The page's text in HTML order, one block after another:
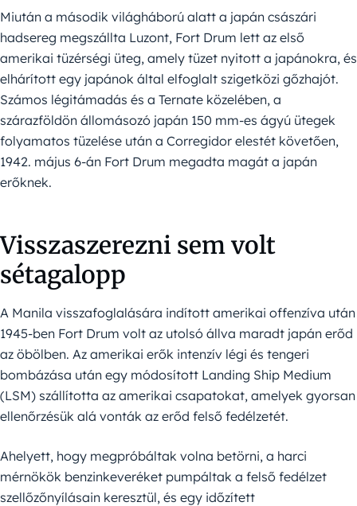
Miután a második világháború alatt a japán császári
hadsereg megszállta Luzont, Fort Drum lett az első
amerikai tüzérségi üteg, amely tüzet nyitott a japánokra, és
elhárított egy japánok által elfoglalt szigetközi gőzhajót.
Számos légitámadás és a Ternate közelében, a
szárazföldön állomásozó japán 150 mm-es ágyú ütegek
folyamatos tüzelése után a Corregidor elestét követően,
1942. május 6-án Fort Drum megadta magát a japán
erőknek.
Visszaszerezni sem volt
sétagalopp
A Manila visszafoglalására indított amerikai offenzíva után
1945-ben Fort Drum volt az utolsó állva maradt japán erőd
az öbölben. Az amerikai erők intenzív légi és tengeri
bombázása után egy módosított Landing Ship Medium
(LSM) szállította az amerikai csapatokat, amelyek gyorsan
ellenőrzésük alá vonták az erőd felső fedélzetét.
Ahelyett, hogy megpróbáltak volna betörni, a harci
mérnökök benzinkeveréket pumpáltak a felső fedélzet
szellőzőnyílásain keresztül, és egy időzített